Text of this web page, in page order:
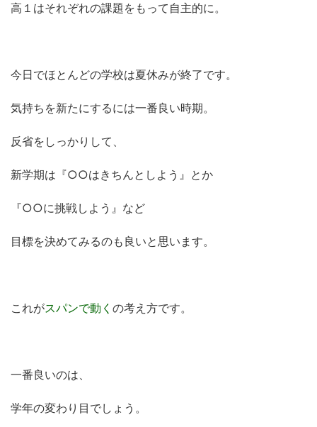
高１はそれぞれの課題をもって自主的に。
今日でほとんどの学校は夏休みが終了です。
気持ちを新たにするには一番良い時期。
反省をしっかりして、
新学期は『○○はきちんとしよう』とか
『○○に挑戦しよう』など
目標を決めてみるのも良いと思います。
これがスパンで動く の考え方です。
一番良いのは、
学年の変わり目でしょう。